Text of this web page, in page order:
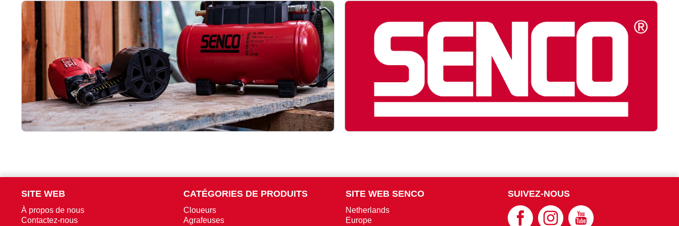
SITE WEB
À propos de nous
Contactez-nous
CATÉGORIES DE PRODUITS
Cloueurs
Agrafeuses
SITE WEB SENCO
Netherlands
Europe
SUIVEZ-NOUS